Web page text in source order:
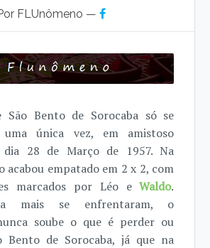
FLUnômeno —
São Bento de Sorocaba só se
uma única vez, em amistoso
dia 28 de Março de 1957. Na
acabou empatado em 2 x 2, com
marcados por Léo eWaldo.
mais se enfrentaram, o
soube o que é perder ou
Bento de Sorocaba, já que na